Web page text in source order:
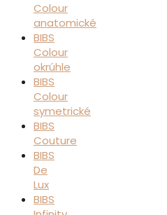
Colour
anatomické
BIBS
Colour
okrúhle
BIBS
Colour
symetrické
BIBS
Couture
BIBS
De
Lux
BIBS